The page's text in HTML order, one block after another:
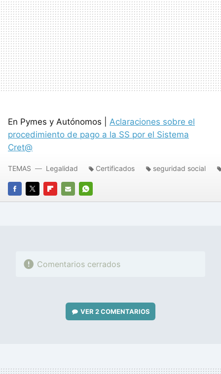
En Pymes y Autónomos | Aclaraciones sobre el
procedimiento de pago a la SS por el Sistema
Cret@
FACEBOOK
TWITTERFLIPBOARD
E-
WHATSAPP
TEMAS Legalidad Certificados seguridad social
Comentarios cerrados
VER2 COMENTARIOS